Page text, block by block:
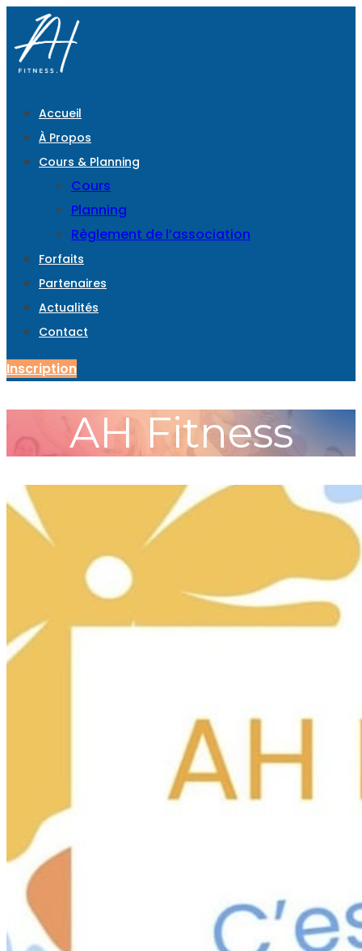
Accueil
À Propos
Cours & Planning
Cours
Planning
Règlement de l’association
Forfaits
Partenaires
Actualités
Contact
Inscription
AH Fitness